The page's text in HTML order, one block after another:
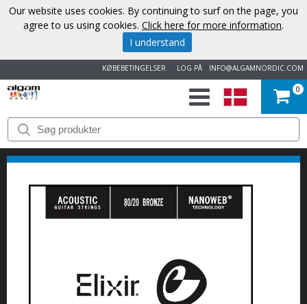
INFO@ALGAMNORDIC.COM
LOG PÅ
KØBEBETINGELSER
START
VAREMÆRKER
NYHEDER
KONTAKT
0
Our website uses cookies. By continuing to surf on the page, you
agree to us using cookies. Click here for more information.
I understand